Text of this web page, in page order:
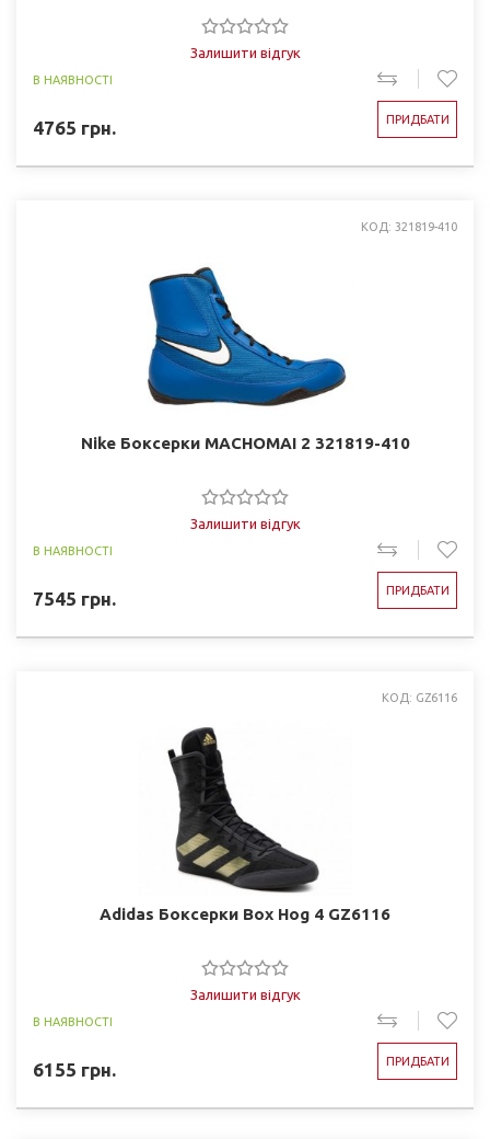
Залишити відгук
В НАЯВНОСТІ
4765 грн. ПРИДБАТИ
КОД: 321819-410
Nike Боксерки MACHOMAI 2 321819-410
Залишити відгук
В НАЯВНОСТІ
7545 грн. ПРИДБАТИ
КОД: GZ6116
Adidas Боксерки Box Hog 4 GZ6116
Залишити відгук
В НАЯВНОСТІ
6155 грн. ПРИДБАТИ